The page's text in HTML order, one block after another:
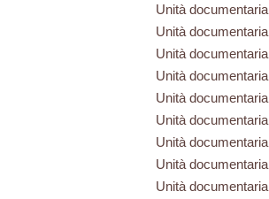
Unità documentaria
Unità documentaria
Unità documentaria
Unità documentaria
Unità documentaria
Unità documentaria
Unità documentaria
Unità documentaria
Unità documentaria